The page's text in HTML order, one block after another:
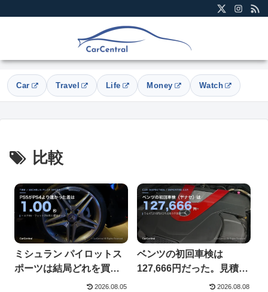
Car Travel Life Money Watch
比較
ミシュラン パイロットス
ポーツは結局どれを買う
のか｜PS4・PS5・4S2026.08.05
ベンツの初回車検は
127,666円だった。見積も
りで比べるべき部分はど
2026.08.08